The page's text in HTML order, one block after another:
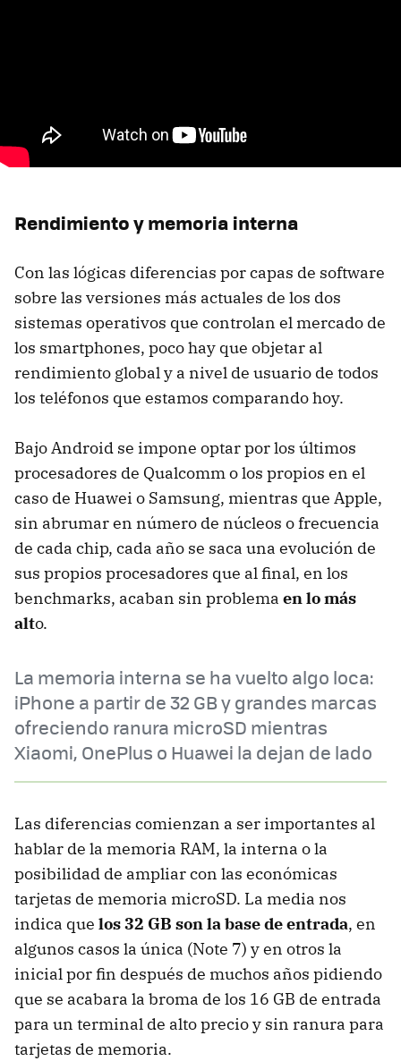
Rendimiento y memoria interna
Con las lógicas diferencias por capas de software
sobre las versiones más actuales de los dos
sistemas operativos que controlan el mercado de
los smartphones, poco hay que objetar al
rendimiento global y a nivel de usuario de todos
los teléfonos que estamos comparando hoy.
Bajo Android se impone optar por los últimos
procesadores de Qualcomm o los propios en el
caso de Huawei o Samsung, mientras que Apple,
sin abrumar en número de núcleos o frecuencia
de cada chip, cada año se saca una evolución de
sus propios procesadores que al final, en los
benchmarks, acaban sin problema en lo más
alto.
La memoria interna se ha vuelto algo loca:
iPhone a partir de 32 GB y grandes marcas
ofreciendo ranura microSD mientras
Xiaomi, OnePlus o Huawei la dejan de lado
Las diferencias comienzan a ser importantes al
hablar de la memoria RAM, la interna o la
posibilidad de ampliar con las económicas
tarjetas de memoria microSD. La media nos
indica que los 32 GB son la base de entrada, en
algunos casos la única (Note 7) y en otros la
inicial por fin después de muchos años pidiendo
que se acabara la broma de los 16 GB de entrada
para un terminal de alto precio y sin ranura para
tarjetas de memoria.